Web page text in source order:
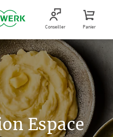
Conseiller Panier
Espace